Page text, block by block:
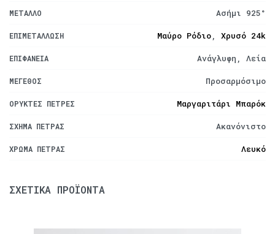
ΜΈΤΑΛΛΟ Ασήμι 925°
ΕΠΙΜΕΤΆΛΛΩΣΗ Μαύρο Ρόδιο, Χρυσό 24k
ΕΠΙΦΆΝΕΙΑ Ανάγλυφη, Λεία
ΜΈΓΕΘΟΣ Προσαρμόσιμο
ΟΡΥΚΤΈΣ ΠΈΤΡΕΣ Μαργαριτάρι Μπαρόκ
ΣΧΉΜΑ ΠΈΤΡΑΣ Ακανόνιστο
ΧΡΏΜΑ ΠΈΤΡΑΣ Λευκό
ΣΧΕΤΙΚΆ ΠΡΟΪΌΝΤΑ